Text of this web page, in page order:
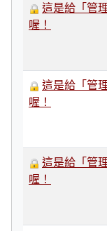
這是給「管
喔！
這是給「管
喔！
這是給「管
喔！